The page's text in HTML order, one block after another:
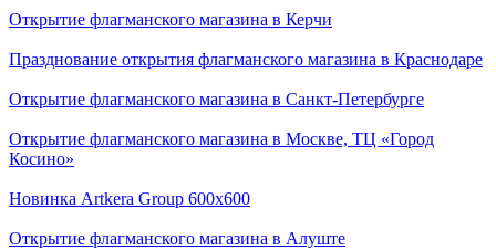
Открытие флагманского магазина в Керчи
Празднование открытия флагманского магазина в Краснодаре
Открытие флагманского магазина в Санкт-Петербурге
Открытие флагманского магазина в Москве, ТЦ «Город
Косино»
Новинка Artkera Group 600x600
Открытие флагманского магазина в Алуште